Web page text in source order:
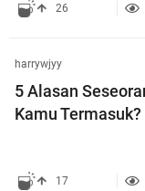
26
harrywjyy
5 Alasan
Kamu Termasuk?
17